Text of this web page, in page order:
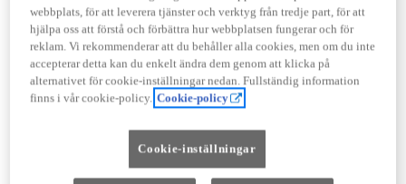
Föbrukning
Förbrukning
webbplats, för att leverera tjänster och verktyg från tredje part, för att
hjälpa oss att förstå och förbättra hur webbplatsen fungerar och för
reklam. Vi rekommenderar att du behåller alla cookies, men om du inte
accepterar detta kan du enkelt ändra dem genom att klicka på
alternativet för cookie-inställningar nedan. Fullständig information
finns i vår cookie-policy. Cookie-policy
Cookie-inställningar